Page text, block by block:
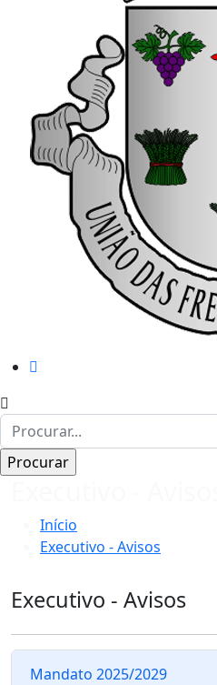
Início
Executivo - Avisos
Executivo - Avisos
Mandato 2025/2029